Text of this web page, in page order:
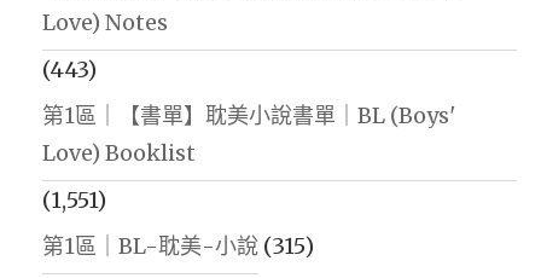
Love) Notes
(443)
第1區｜【書單】耽美小說書單｜BL (Boys'
Love) Booklist
(1,551)
第1區｜BL-耽美-小說 (315)